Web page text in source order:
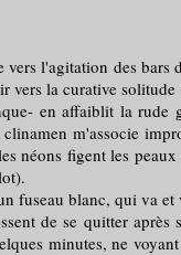
l'agitation des
la curative
en affaiblit la rude
m'associe
figent les
blanc, qui va et
de se quitter
minutes, ne